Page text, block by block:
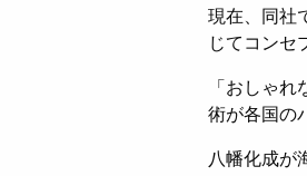
現在、同社
じてコンセ
「おしゃ
術が各国の
八幡化成が